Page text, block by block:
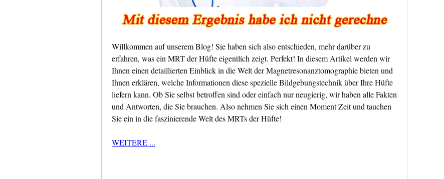
Willkommen auf unserem Blog! Sie haben sich also entschieden, mehr darüber zu
erfahren, was ein MRT der Hüfte eigentlich zeigt. Perfekt! In diesem Artikel werden wir
Ihnen einen detaillierten Einblick in die Welt der Magnetresonanztomographie bieten und
Ihnen erklären, welche Informationen diese spezielle Bildgebungstechnik über Ihre Hüfte
liefern kann. Ob Sie selbst betroffen sind oder einfach nur neugierig, wir haben alle Fakten
und Antworten, die Sie brauchen. Also nehmen Sie sich einen Moment Zeit und tauchen
Sie ein in die faszinierende Welt des MRTs der Hüfte!
WEITERE ...